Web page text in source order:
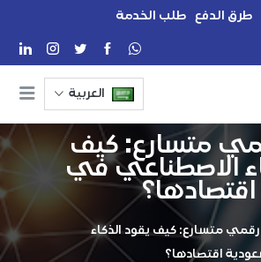
طرق الدفع طلب الخدمة
العربية
متسارع: كيف
الاصطناعي في
رقمي متسارع: كيف يقود الذكاء
اقتصادها؟